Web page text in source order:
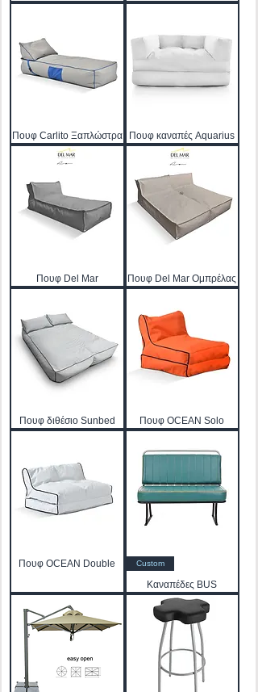
Πουφ Carlito Ξαπλώστρα Πουφ καναπές Aquarius
Πουφ Del Mar Πουφ Del Mar Ομπρέλας
Πουφ διθέσιο Sunbed Πουφ OCEAN Solo
Πουφ OCEAN Double Custom
Καναπέδες BUS